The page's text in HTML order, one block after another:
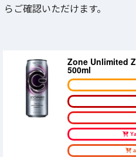
らご確認いただけます。
Zone Unlimited
500ml